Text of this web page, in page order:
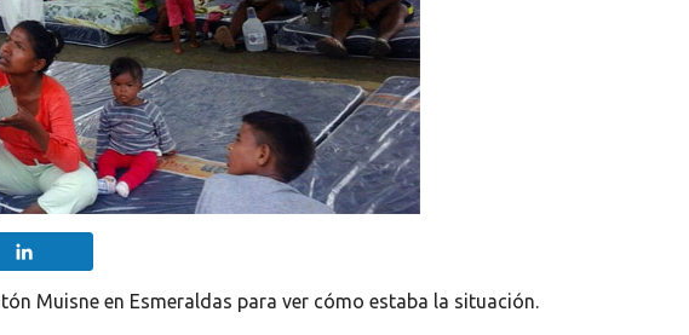
Muisne en Esmeraldas para ver cómo estaba la situación.